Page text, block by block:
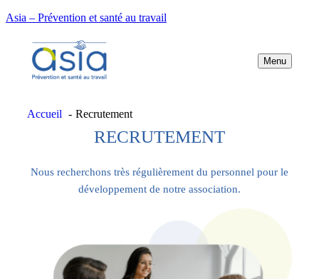
Asia – Prévention et santé au travail
Menu
Accueil Recrutement
RECRUTEMENT
Nous recherchons très régulièrement du personnel pour le
développement de notre association.